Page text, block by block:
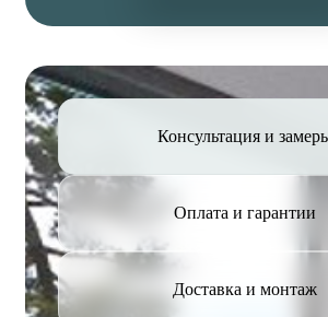
Консультация и
Оплата и гарантии
Доставка и монтаж